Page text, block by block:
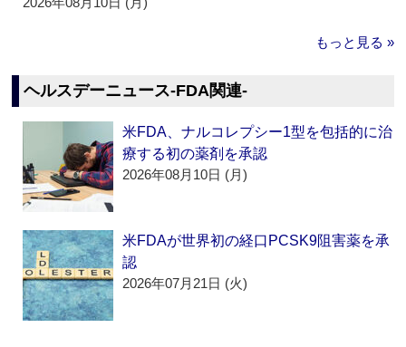
もっと見る »
ヘルスデーニュース‐FDA関連‐
米FDA、ナルコレプシー1型を包括的に治
療する初の薬剤を承認
2026年08月10日 (月)
米FDAが世界初の経口PCSK9阻害薬を承
認
2026年07月21日 (火)